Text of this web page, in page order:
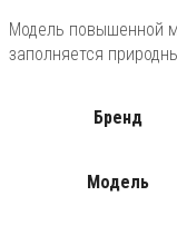
Модель повышенной
заполняется
Бренд
Модель